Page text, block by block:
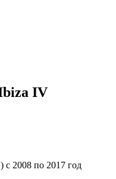
IV
с 2008 по 2017 год